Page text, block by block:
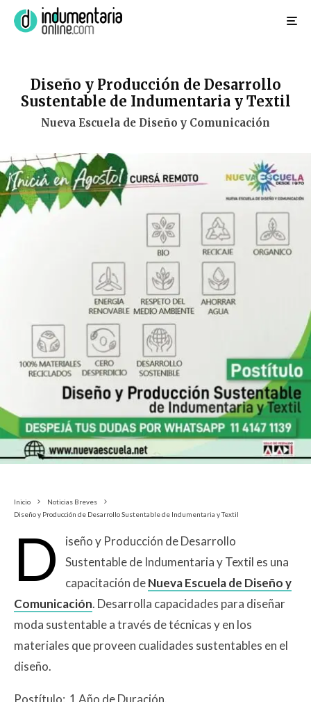
Diseño y Producción de Desarrollo
Sustentable de Indumentaria y Textil
Nueva Escuela de Diseño y Comunicación
Inicio
Noticias Breves
Diseño y Producción de Desarrollo Sustentable de Indumentaria y Textil
D
iseño y Producción de Desarrollo
Sustentable de Indumentaria y Textil es una
capacitación deNueva Escuela de Diseño y
Comunicación. Desarrolla capacidades para diseñar
moda sustentable a través de técnicas y en los
materiales que proveen cualidades sustentables en el
diseño.⁣⁣⁣⁣⁣⁣
Postítulo: 1 Año de Duración.⁣⁣⁣⁣⁣⁣